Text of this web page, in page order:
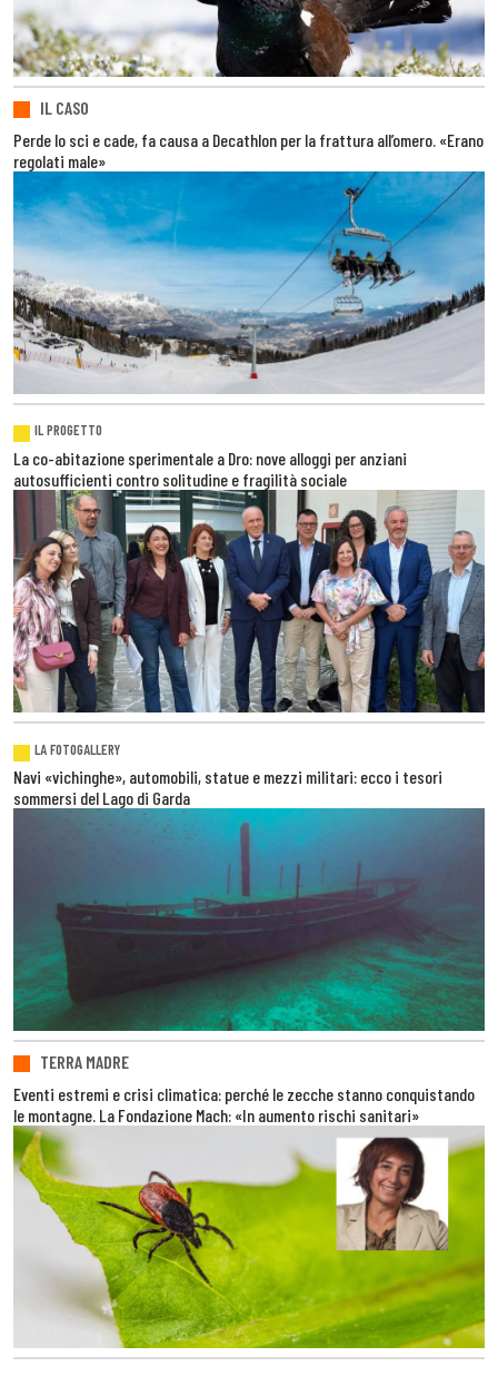
IL CASO
Perde lo sci e cade, fa causa a Decathlon per la frattura all’omero. «Erano
regolati male»
IL PROGETTO
La co-abitazione sperimentale a Dro: nove alloggi per anziani
autosufficienti contro solitudine e fragilità sociale
LA FOTOGALLERY
Navi «vichinghe», automobili, statue e mezzi militari: ecco i tesori
sommersi del Lago di Garda
TERRA MADRE
Eventi estremi e crisi climatica: perché le zecche stanno conquistando
le montagne. La Fondazione Mach: «In aumento rischi sanitari»